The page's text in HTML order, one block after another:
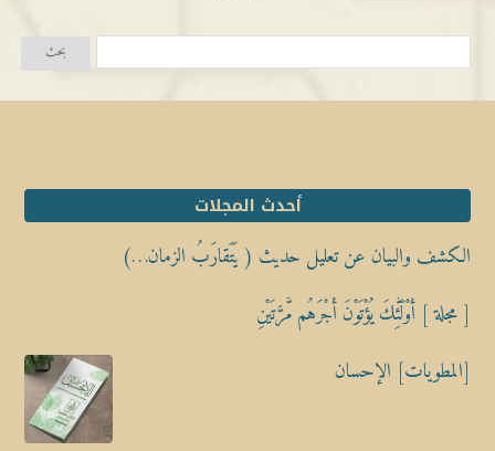
أحدث المجلات
الكشف والبيان عن تعليل حديث ( يَتَقارَبُ الزمان…)
[ مجلة ] أُوْلَٰٓئِكَ يُؤْتَوْنَ أَجْرَهُم مَّرَّتَيْنِ
[المطويات] الإحسان